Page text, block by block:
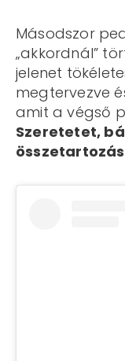
Másodszor
„akkordnál”
jelenet
megtervezve
amit a végső
Szeretetet,